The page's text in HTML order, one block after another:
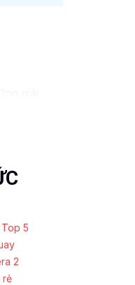
nghệ
Top 5
2
rẻ